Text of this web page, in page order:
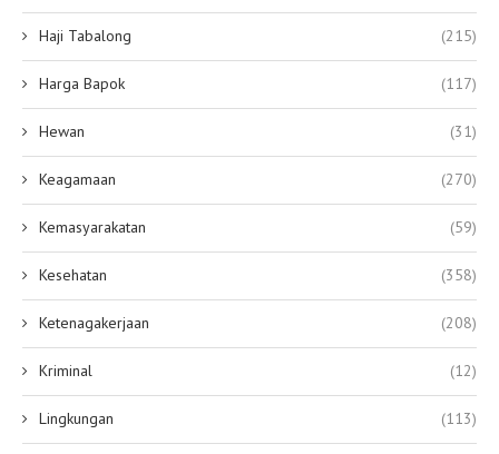
Haji Tabalong (215)
Harga Bapok (117)
Hewan (31)
Keagamaan (270)
Kemasyarakatan (59)
Kesehatan (358)
Ketenagakerjaan (208)
Kriminal (12)
Lingkungan (113)